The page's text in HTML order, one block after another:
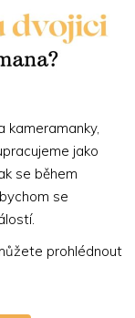
kameramanky,
jako
se během
se
prohlédnout